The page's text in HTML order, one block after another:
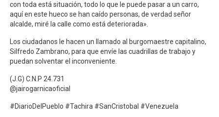
con toda está situación, todo lo que le puede pasar a un carro,
aquí en este hueco se han caído personas, de verdad señor
alcalde, miré la calle como está deteriorada».
Los ciudadanos le hacen un llamado al burgomaestre capitalino,
Silfredo Zambrano, para que envíe las cuadrillas de trabajo y
puedan solventar el inconveniente.
(J.G) C.N.P 24.731
@jairogarnicaoficial
#DiarioDelPueblo #Tachira #SanCristobal #Venezuela